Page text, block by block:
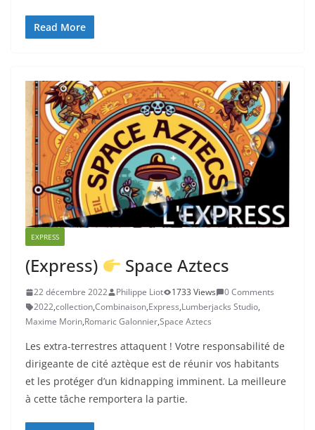
Read More
EXPRESS
(Express) Space Aztecs
22 décembre 2022 Philippe Liot 1733 Views
0 Comments
2022,collection,Combinaison,Express,Lumberjacks Studio,
Maxime Morin,Romaric Galonnier,Space Aztecs
Les extra-terrestres attaquent ! Votre responsabilité de
dirigeante de cité aztèque est de réunir vos habitants
et les protéger d’un kidnapping imminent. La meilleure
à cette tâche remportera la partie.